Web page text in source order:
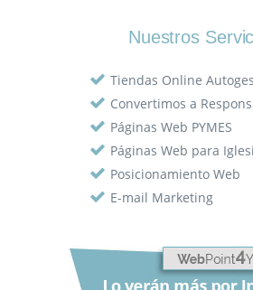
Nuestros
Tiendas Online
Convertimos a
Páginas Web PYMES
Páginas Web para
Posicionamiento Web
E-mail Marketing